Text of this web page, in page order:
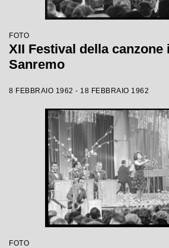
FOTO
XII Festival della canzone
Sanremo
8 FEBBRAIO 1962 - 18 FEBBRAIO 1962
FOTO